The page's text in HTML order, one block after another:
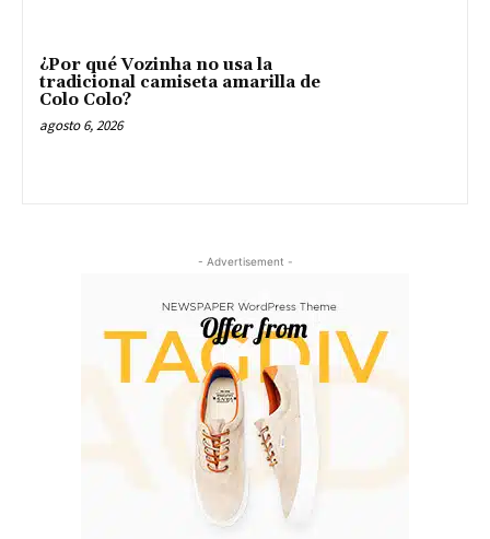
¿Por qué Vozinha no usa la
tradicional camiseta amarilla de
Colo Colo?
agosto 6, 2026
- Advertisement -